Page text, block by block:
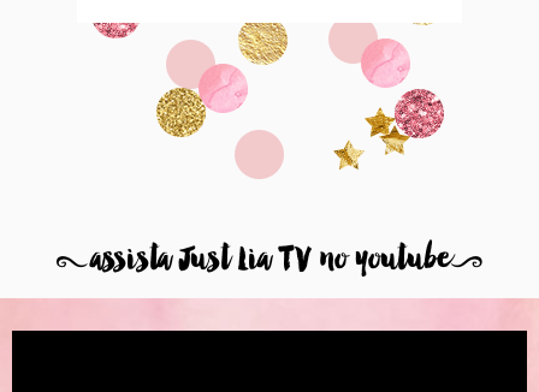
8assista Just Lia TV no youtube9